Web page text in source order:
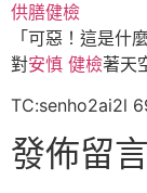
供膳健檢
「可惡！這是什
對安慎 健檢著天
TC:senho2ai2l
發佈留言